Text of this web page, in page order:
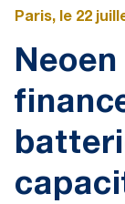
Paris, le 22